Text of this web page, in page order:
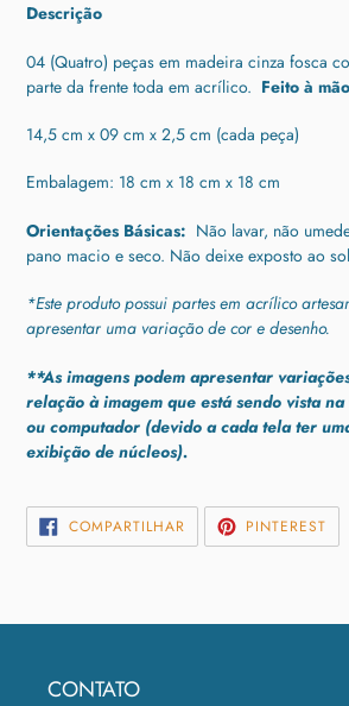
carrinho
Descrição
04 (Quatro) peças em madeira cinza fosca
parte da frente toda em acrílico. Feito à
14,5 cm x 09 cm x 2,5 cm (cada peça)
Embalagem: 18 cm x 18 cm x 18 cm
Orientações Básicas: Não lavar, não
pano macio e seco. Não deixe exposto ao
*Este produto possui partes em acrílico
apresentar uma variação de cor e desenho.
**As imagens podem apresentar
relação à imagem que está sendo vista
ou computador (devido a cada tela ter
exibição de núcleos).
COMPARTILHAR COMPARTILHAR
NO
FACEBOOK
PINTEREST
PIN
CONTATO